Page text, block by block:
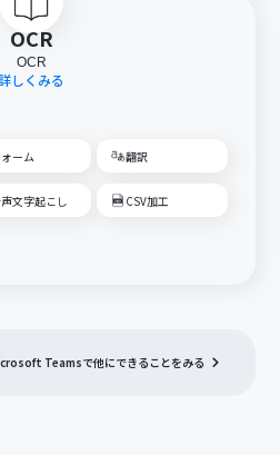
OCR
OCR
しくみる
ーム 翻訳
文字起こし CSV加工
Teamsで他にできることをみる